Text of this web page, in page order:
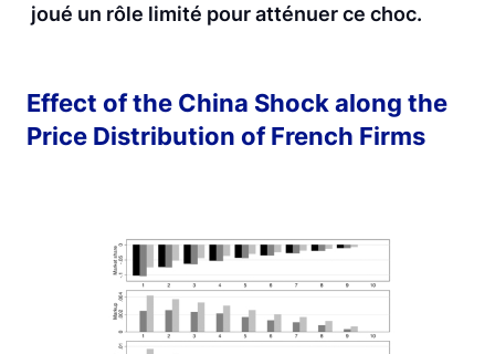
joué un rôle limité pour atténuer ce choc.
Effect of the China Shock along the
Price Distribution of French Firms